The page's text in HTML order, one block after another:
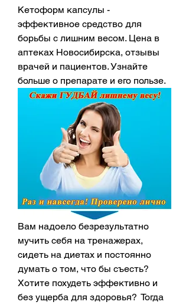
Кетоформ капсулы -
эффективное средство для
борьбы с лишним весом. Цена в
аптеках Новосибирска, отзывы
врачей и пациентов. Узнайте
больше о препарате и его пользе.
Вам надоело безрезультатно
мучить себя на тренажерах,
сидеть на диетах и постоянно
думать о том, что бы съесть?
Хотите похудеть эффективно и
без ущерба для здоровья?  Тогда